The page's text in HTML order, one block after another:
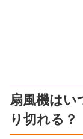
扇風機はい
り切れる？